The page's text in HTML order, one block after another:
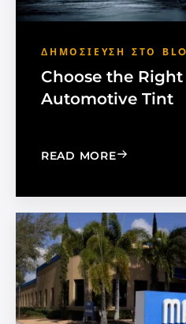
ΔΗΜΟΣΊΕΥΣΗ ΣΤΟ
Choose the
Automotive Tint
READ MORE: CHOOSE